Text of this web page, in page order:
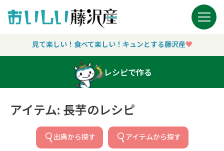
Main Navigation
見て楽しい！食べて楽しい！キュンとする藤沢産♥︎
レシピで作る
アイテム: 長芋のレシピ
出典から探す アイテムから探す